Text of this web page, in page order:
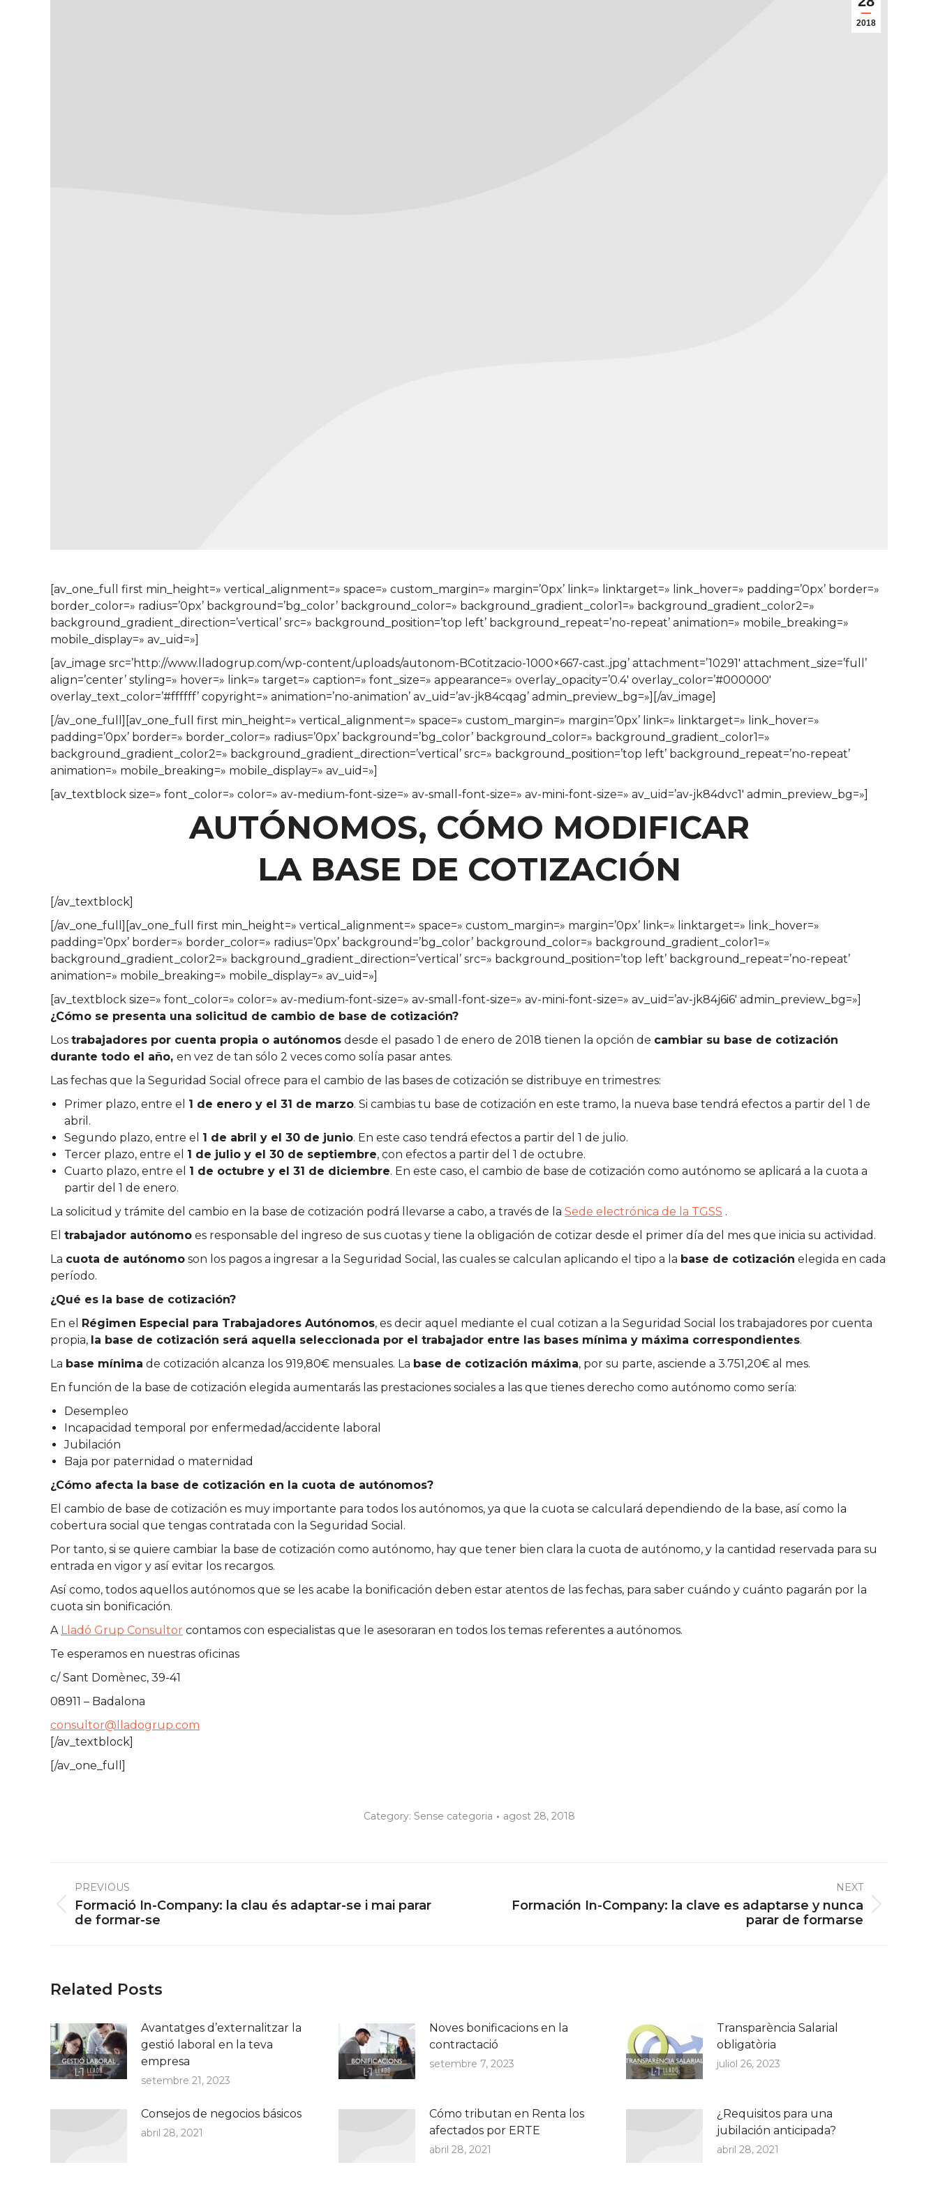
2018
[av_one_full first min_height=» vertical_alignment=» space=» custom_margin=» margin=’0px’ link=» linktarget=» link_hover=» padding=’0px’ border=»
border_color=» radius=’0px’ background=’bg_color’ background_color=» background_gradient_color1=» background_gradient_color2=»
background_gradient_direction=’vertical’ src=» background_position=’top left’ background_repeat=’no-repeat’ animation=» mobile_breaking=»
mobile_display=» av_uid=»]
[av_image src=’http://www.lladogrup.com/wp-content/uploads/autonom-BCotitzacio-1000×667-cast..jpg’ attachment=’10291′ attachment_size=’full’
align=’center’ styling=» hover=» link=» target=» caption=» font_size=» appearance=» overlay_opacity=’0.4′ overlay_color=’#000000′
overlay_text_color=’#ffffff’ copyright=» animation=’no-animation’ av_uid=’av-jk84cqag’ admin_preview_bg=»][/av_image]
[/av_one_full][av_one_full first min_height=» vertical_alignment=» space=» custom_margin=» margin=’0px’ link=» linktarget=» link_hover=»
padding=’0px’ border=» border_color=» radius=’0px’ background=’bg_color’ background_color=» background_gradient_color1=»
background_gradient_color2=» background_gradient_direction=’vertical’ src=» background_position=’top left’ background_repeat=’no-repeat’
animation=» mobile_breaking=» mobile_display=» av_uid=»]
[av_textblock size=» font_color=» color=» av-medium-font-size=» av-small-font-size=» av-mini-font-size=» av_uid=’av-jk84dvc1′ admin_preview_bg=»]
AUTÓNOMOS, CÓMO MODIFICAR
LA BASE DE COTIZACIÓN
[/av_textblock]
[/av_one_full][av_one_full first min_height=» vertical_alignment=» space=» custom_margin=» margin=’0px’ link=» linktarget=» link_hover=»
padding=’0px’ border=» border_color=» radius=’0px’ background=’bg_color’ background_color=» background_gradient_color1=»
background_gradient_color2=» background_gradient_direction=’vertical’ src=» background_position=’top left’ background_repeat=’no-repeat’
animation=» mobile_breaking=» mobile_display=» av_uid=»]
[av_textblock size=» font_color=» color=» av-medium-font-size=» av-small-font-size=» av-mini-font-size=» av_uid=’av-jk84j6i6′ admin_preview_bg=»]
¿Cómo se presenta una solicitud de cambio de base de cotización?
Los trabajadores por cuenta propia o autónomos desde el pasado 1 de enero de 2018 tienen la opción de cambiar su base de cotización
durante todo el año, en vez de tan sólo 2 veces como solía pasar antes.
Las fechas que la Seguridad Social ofrece para el cambio de las bases de cotización se distribuye en trimestres:
Primer plazo, entre el 1 de enero y el 31 de marzo. Si cambias tu base de cotización en este tramo, la nueva base tendrá efectos a partir del 1 de
abril.
Segundo plazo, entre el 1 de abril y el 30 de junio. En este caso tendrá efectos a partir del 1 de julio.
Tercer plazo, entre el 1 de julio y el 30 de septiembre, con efectos a partir del 1 de octubre.
Cuarto plazo, entre el 1 de octubre y el 31 de diciembre. En este caso, el cambio de base de cotización como autónomo se aplicará a la cuota a
partir del 1 de enero.
La solicitud y trámite del cambio en la base de cotización podrá llevarse a cabo, a través de la Sede electrónica de la TGSS .
El trabajador autónomo es responsable del ingreso de sus cuotas y tiene la obligación de cotizar desde el primer día del mes que inicia su actividad.
La cuota de autónomo son los pagos a ingresar a la Seguridad Social, las cuales se calculan aplicando el tipo a la base de cotización elegida en cada
período.
¿Qué es la base de cotización?
En el Régimen Especial para Trabajadores Autónomos, es decir aquel mediante el cual cotizan a la Seguridad Social los trabajadores por cuenta
propia, la base de cotización será aquella seleccionada por el trabajador entre las bases mínima y máxima correspondientes.
La base mínima de cotización alcanza los 919,80€ mensuales. La base de cotización máxima, por su parte, asciende a 3.751,20€ al mes.
En función de la base de cotización elegida aumentarás las prestaciones sociales a las que tienes derecho como autónomo como sería:
Desempleo
Incapacidad temporal por enfermedad/accidente laboral
Jubilación
Baja por paternidad o maternidad
¿Cómo afecta la base de cotización en la cuota de autónomos?
El cambio de base de cotización es muy importante para todos los autónomos, ya que la cuota se calculará dependiendo de la base, así como la
cobertura social que tengas contratada con la Seguridad Social.
Por tanto, si se quiere cambiar la base de cotización como autónomo, hay que tener bien clara la cuota de autónomo, y la cantidad reservada para su
entrada en vigor y así evitar los recargos.
Así como, todos aquellos autónomos que se les acabe la bonificación deben estar atentos de las fechas, para saber cuándo y cuánto pagarán por la
cuota sin bonificación.
A Lladó Grup Consultor contamos con especialistas que le asesoraran en todos los temas referentes a autónomos.
Te esperamos en nuestras oficinas
c/ Sant Domènec, 39-41
08911 – Badalona
consultor@lladogrup.com
[/av_textblock]
[/av_one_full]
Category: Sense categoria agost 28, 2018
navigation
PREVIOUS
Previous
post:
Formació In-Company: la clau és adaptar-se i mai parar
de formar-se
NEXT
NextFormación In-Company: la clave es adaptarse y nunca
parar de formarse
Related Posts
Avantatges d’externalitzar la
gestió laboral en la teva
empresa
setembre 21, 2023
Noves bonificacions en la
contractació
setembre 7, 2023
Transparència Salarial
obligatòria
juliol 26, 2023
Consejos de negocios básicos
abril 28, 2021
Cómo tributan en Renta los
afectados por ERTE
abril 28, 2021
¿Requisitos para una
jubilación anticipada?
abril 28, 2021